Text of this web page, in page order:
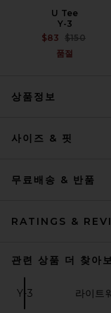
Windbreaker in
U Tee
Y-3
$83 $150
품절
상품정보
사이즈 & 핏
무료배송 & 반품
RATINGS &
관련 상품 더 찾아
Y-3 라이트